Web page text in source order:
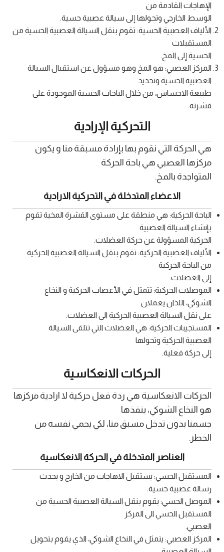
الإهاجات القادمة من
الوسط الخارجي وتحولها إلى سيالة عصبية حسية.
الألياف العصبية الحسية: تقوم بنقل السيالة العصبية الحسية من
المستقبلات
الحسية إلى المخ.
المركز العصبي: هو المخ وهو مسؤول عن استقبال السيالة
العصبية الحسية وتحديد
طبيعة الاحساس، من خلال الباحات الحسية الموجودة على
قشرته.
التحركية الإرادية
هي الحركة التي نقوم بها بإرادة مسبقة منا و يكون
مركزها العصبي هي باحة الحركة
المتواجدة بالمخ.
الاعضاء المتدخلة في التحركية الارادية
الباحة الحركية: هي منطقة على مستوى القشرة المخية تقوم
بإنشاء السيالة العصبية
الحركية المسؤولة عن حركة العضلات.
الألياف العصبية الحركية: تقوم بنقل السيالة العصبية الحركية
من الباحة الحركية
إلى العضلات.
الموصلات الحركية: تتمثل في الأعصاب الحركية و النخاع
الشوكي، اللذان يعملان
على نقل السيالة العصبية الحركية الى العضلات.
المستجيبات الحركية: هي العضلات التي تتلقى السيالة
العصبية الحركية وتحولها
إلى حركة فعلية.
الحركات الانعكاسية
الحركات الانعكاسية هي ردة فعل حركية لا ارادية مركزها
هو النخاع الشوكي، ينفذها
جسمنا بدون تدخل مسبق منا، لكي يحمي نفسه من
الخطر.
العناصر المتدخلة في الحركة الانعكاسية
المستقبل الحسي: يستقبل الاهاجات من الخارج و يحدث
رسالة عصبية حسية.
الموصل الحسي: يقوم بنقل السيالة العصبية الحسية من
المستقبل الحسي الى المركز
العصبي.
المركز العصبي: يتمثل في النخاع الشوكي، الذي يقوم بتحويل